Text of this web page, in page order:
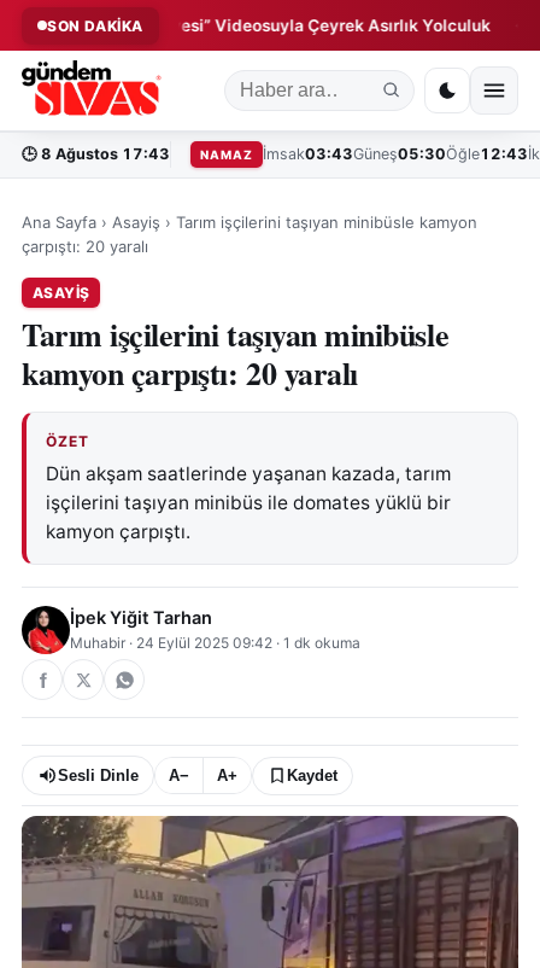
SON DAKİKA
“Milletin Hikâyesi” Videosuyla Çeyrek Asırlık Yolculuk ◆
🕒 8 Ağustos 17:43 NAMAZ İmsak03:43Güneş05:30Öğle12:43
Ana Sayfa › Asayiş › Tarım işçilerini taşıyan minibüsle kamyon
çarpıştı: 20 yaralı
ASAYIŞ
Tarım işçilerini taşıyan minibüsle
kamyon çarpıştı: 20 yaralı
ÖZET
Dün akşam saatlerinde yaşanan kazada, tarım
işçilerini taşıyan minibüs ile domates yüklü bir
kamyon çarpıştı.
İpek Yiğit Tarhan
Muhabir · 24 Eylül 2025 09:42 · 1 dk okuma
Sesli Dinle A− A+ Kaydet